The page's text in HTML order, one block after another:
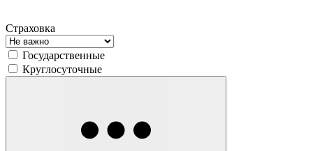
Страховка
Государственные
Круглосуточные